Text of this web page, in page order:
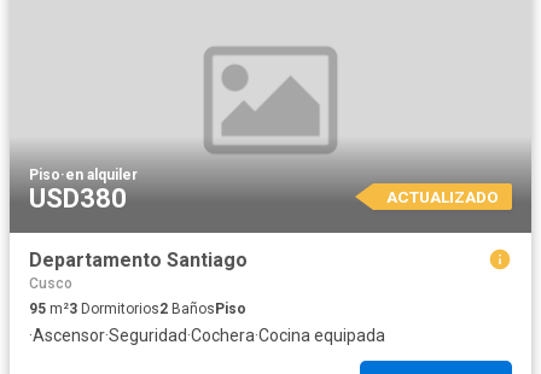
Piso·en alquiler
USD380 ACTUALIZADO
Departamento Santiago
Cusco
95 m²3 Dormitorios2 Baños Piso
·Ascensor·Seguridad·Cochera·Cocina equipada